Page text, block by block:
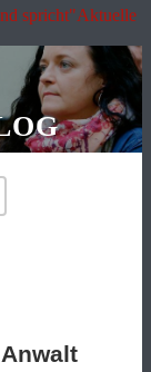
spricht"Aktuelle